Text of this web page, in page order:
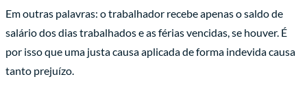
Em outras palavras: o trabalhador recebe apenas o saldo de
salário dos dias trabalhados e as férias vencidas, se houver. É
por isso que uma justa causa aplicada de forma indevida causa
tanto prejuízo.